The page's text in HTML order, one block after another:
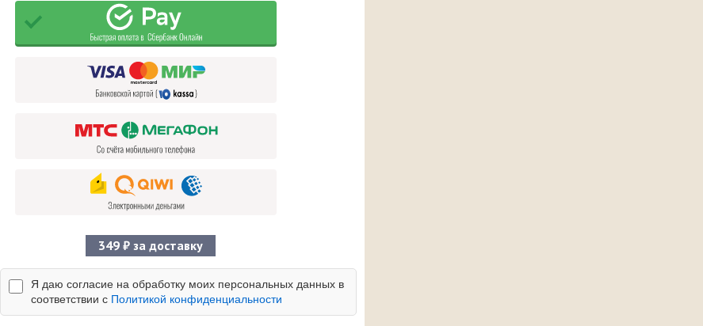
349 ₽ за доставку
Я даю согласие на обработку моих персональных данных в
соответствии с Политикой конфиденциальности